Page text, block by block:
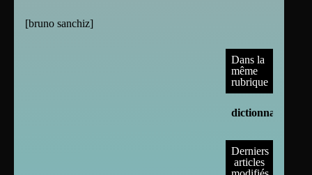
[bruno sanchiz]
Dans la
même
rubrique
dictionnaires
Derniers
articles